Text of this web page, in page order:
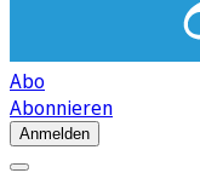
Abo
Abonnieren
Anmelden